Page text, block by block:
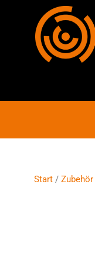
Start /Zubehör